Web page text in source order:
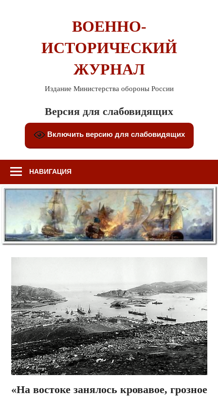
ВОЕННО-
ИСТОРИЧЕСКИЙ
ЖУРНАЛ
Издание Министерства обороны России
Версия для слабовидящих
Включить версию для слабовидящих
НАВИГАЦИЯ
«На востоке занялось кровавое, грозное